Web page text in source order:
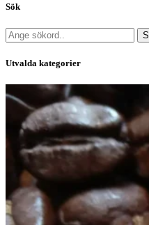
Sök
Utvalda kategorier